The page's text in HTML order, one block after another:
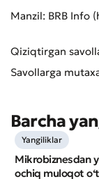
Murojaat
Manzil: BRB Info
Qiziqtirgan
Savollarga
Barcha
Yangiliklar
Mikrobiznesdan
ochiq muloqot